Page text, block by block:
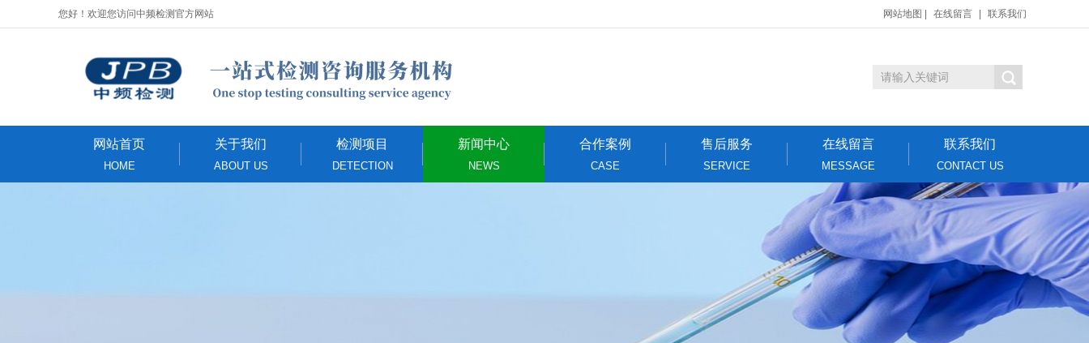
您好！欢迎您访问中频检测官方网站 网站地图 在线留言 联系我们
网站首页
HOME
关于我们
ABOUT US
检测项目
DETECTION
新闻中心
NEWS
合作案例
CASE
售后服务
SERVICE
在线留言
MESSAGE
联系我们
CONTACT US